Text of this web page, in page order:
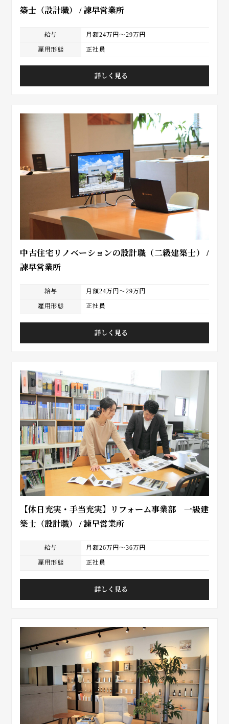
築士（設計職） / 諫早営業所
給与 月額24万円～29万円
雇用形態 正社員
詳しく見る
中古住宅リノベーションの設計職（二級建築士） /
諫早営業所
給与 月額24万円～29万円
雇用形態 正社員
詳しく見る
【休日充実・手当充実】リフォーム事業部 一級建
築士（設計職） / 諫早営業所
給与 月額26万円～36万円
雇用形態 正社員
詳しく見る